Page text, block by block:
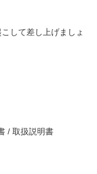
して差し上げましょ
/ 取扱説明書